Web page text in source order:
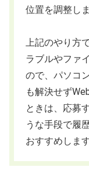
位置を調整しま
上記のやり方
ラブルやファ
ので、パソコ
も解決せず
ときは、応募
うな手段で履
おすすめします